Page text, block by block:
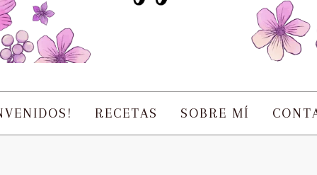
RECETAS SOBRE MÍ